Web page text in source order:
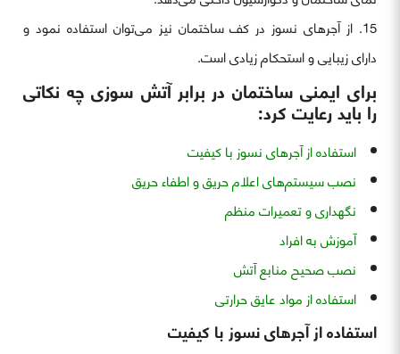
از آجرهای نسوز در کف ساختمان نیز می‌توان استفاده نمود و
دارای زیبایی و استحکام زیادی است.
برای ایمنی ساختمان در برابر آتش سوزی چه نکاتی
را باید رعایت کرد:
استفاده از آجرهای نسوز با کیفیت
نصب سیستم‌های اعلام حریق و اطفاء حریق
نگهداری و تعمیرات منظم
آموزش به افراد
نصب صحیح منابع آتش
استفاده از مواد عایق حرارتی
استفاده از آجرهای نسوز با کیفیت